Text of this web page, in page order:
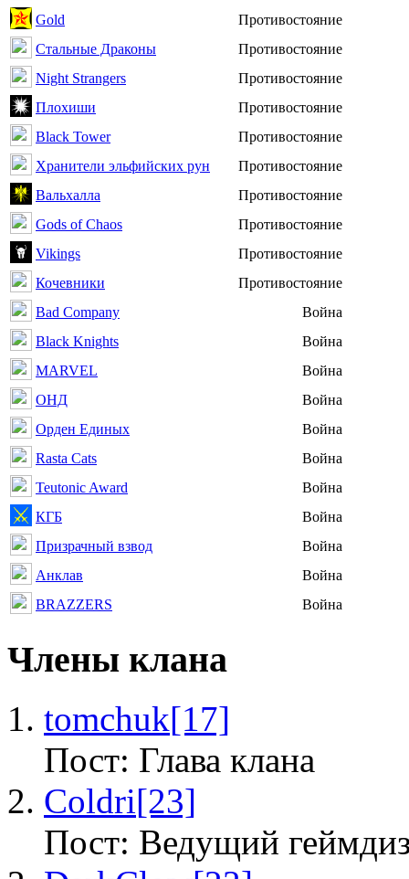
Gold
Противостояние
Стальные Драконы
Противостояние
Night Strangers
Противостояние
Плохиши
Противостояние
Black Tower
Противостояние
Хранители эльфийских рун
Противостояние
Вальхалла
Противостояние
Gods of Chaos
Противостояние
Vikings
Противостояние
Кочевники
Противостояние
Bad Company
Война
Black Knights
Война
MARVEL
Война
ОНД
Война
Орден Единых
Война
Rasta Cats
Война
Teutonic Award
Война
КГБ
Война
Призрачный взвод
Война
Анклав
Война
BRAZZERS
Война
Члены клана
tomchuk[17]
Пост: Глава клана
Coldri[23]
Пост: Ведущий